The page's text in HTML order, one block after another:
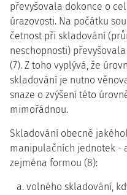
převyšovala dokonce o
úrazovosti. Na počátku
četnost při skladování
neschopnosti)
(7). Z toho vyplývá, že
skladování je nutno
snaze o zvýšení této
mimořádnou.
Skladování obecně
manipulačních jednotek -
zejména formou (8):
volného skladování,